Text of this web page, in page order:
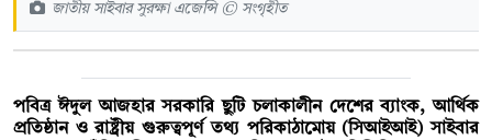
জাতীয় সাইবার সুরক্ষা এজেন্সি © সংগৃহীত
পবিত্র ঈদুল আজহার সরকারি ছুটি চলাকালীন দেশের ব্যাংক, আর্থিক
প্রতিষ্ঠান ও রাষ্ট্রীয় গুরুত্বপূর্ণ তথ্য পরিকাঠামোয় (সিআইআই) সাইবার